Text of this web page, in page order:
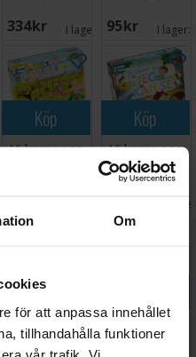
Om
för att anpassa innehållet
tillhandahålla funktioner
vår trafik. Vi
5
Brädspel
334 SEK I lager: 595 SEK I lager:
Köp
Vi lærer oss
Köp
Vi lærer oss
Jeg kan se
Lærespill
I
Köp
Vi lærer oss
ord rally
EXIT Kids 2
Riddles in